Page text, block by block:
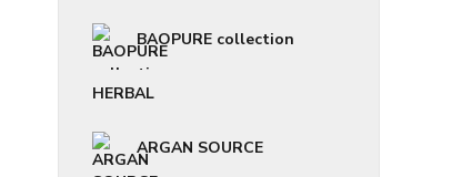
BAOPURE collection
HERBAL
ARGAN SOURCE